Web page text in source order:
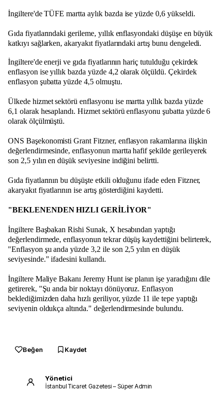
İngiltere'de TÜFE martta aylık bazda ise yüzde 0,6 yükseldi.
Gıda fiyatlarındaki gerileme, yıllık enflasyondaki düşüşe en büyük
katkıyı sağlarken, akaryakıt fiyatlarındaki artış bunu dengeledi.
İngiltere'de enerji ve gıda fiyatlarının hariç tutulduğu çekirdek
enflasyon ise yıllık bazda yüzde 4,2 olarak ölçüldü. Çekirdek
enflasyon şubatta yüzde 4,5 olmuştu.
Ülkede hizmet sektörü enflasyonu ise martta yıllık bazda yüzde
6,1 olarak hesaplandı. Hizmet sektörü enflasyonu şubatta yüzde 6
olarak ölçülmüştü.
ONS Başekonomisti Grant Fitzner, enflasyon rakamlarına ilişkin
değerlendirmesinde, enflasyonun martta hafif şekilde gerileyerek
son 2,5 yılın en düşük seviyesine indiğini belirtti.
Gıda fiyatlarının bu düşüşte etkili olduğunu ifade eden Fitzner,
akaryakıt fiyatlarının ise artış gösterdiğini kaydetti.
"BEKLENENDEN HIZLI GERİLİYOR"
İngiltere Başbakan Rishi Sunak, X hesabından yaptığı
değerlendirmede, enflasyonun tekrar düşüş kaydettiğini belirterek,
"Enflasyon şu anda yüzde 3,2 ile son 2,5 yılın en düşük
seviyesinde." ifadesini kullandı.
İngiltere Maliye Bakanı Jeremy Hunt ise planın işe yaradığını dile
getirerek, "Şu anda bir noktayı dönüyoruz. Enflasyon
beklediğimizden daha hızlı geriliyor, yüzde 11 ile tepe yaptığı
seviyenin oldukça altında." değerlendirmesinde bulundu.
Beğen Kaydet
Yönetici
İstanbul Ticaret Gazetesi – Süper Admin